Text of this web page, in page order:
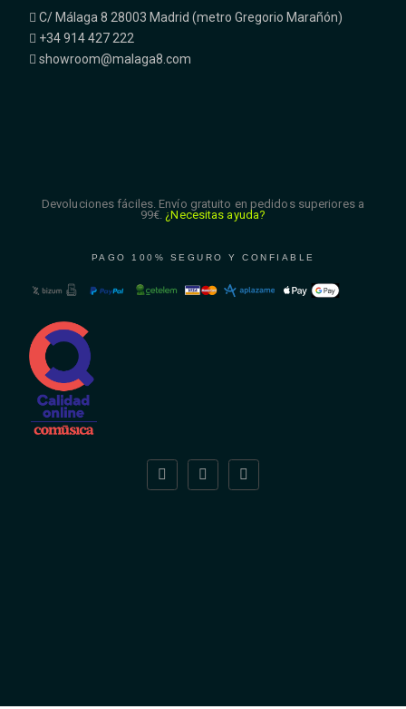
C/ Málaga 8 28003 Madrid (metro Gregorio Marañón)
+34 914 427 222
showroom@malaga8.com
Devoluciones fáciles. Envío gratuito en pedidos superiores a
99€. ¿Necesitas ayuda?
PAGO 100% SEGURO Y CONFIABLE